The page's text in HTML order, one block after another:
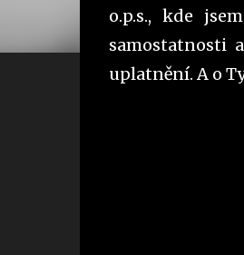
o.p.s., kde
samostatnosti
uplatnění. A o